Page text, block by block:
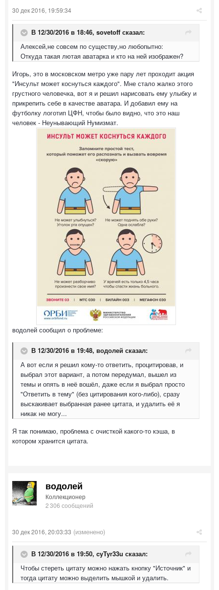
30 дек 2016, 19:59:34
В 12/30/2016 в 18:46, sovetoff сказал:
Алексей,не совсем по существу,но любопытно:
Откуда такая лютая аватарка и кто на ней изображен?
Игорь, это в московском метро уже пару лет проходит акция
"Инсульт может коснуться каждого". Мне стало жалко этого
грустного человечка, вот я и решил нарисовать ему улыбку и
прикрепить себе в качестве аватара. И добавил ему на
футболку логотип ЦФН, чтобы было видно, что это наш
человек - Неунывающий Нумизмат.
водолей сообщил о проблеме:
В 12/30/2016 в 19:48, водолей сказал:
А вот если я решил кому-то ответить, процитировав, и
выбрал этот вариант, а потом передумал, вышел из
темы и опять в неё вошёл, даже если я выбрал просто
"Ответить в тему" (без цитирования кого-либо), сразу
выскакивает выбранная ранее цитата, и удалить её я
никак не могу...
Я так понимаю, проблема с очисткой какого-то кэша, в
котором хранится цитата.
водолей
Коллекционер
2 306 сообщений
30 дек 2016, 20:03:33 (изменено)
В 12/30/2016 в 19:50, cyTyr33u сказал:
Чтобы стереть цитату можно нажать кнопку "Источник" и
тогда цитату можно выделить мышкой и удалить.